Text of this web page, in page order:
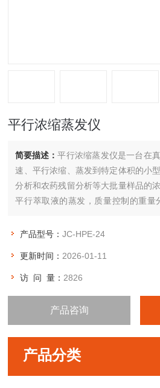
平行浓缩蒸发仪
简要描述：平行浓缩蒸发仪是一台在
速、平行浓缩、蒸发到特定体积的小
分析和农药残留分析等大批量样品的
平行萃取液的蒸发，质量控制的重量
产品型号：JC-HPE-24
更新时间： 2026-01-11
访 问 量： 2826
产品咨询
产品分类